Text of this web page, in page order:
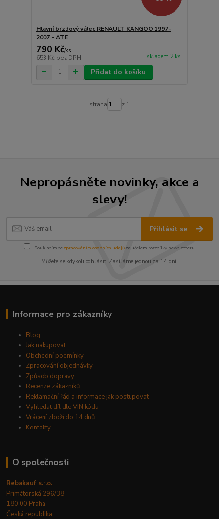
Hlavní brzdový válec RENAULT KANGOO 1997-
2007 - ATE
790 Kč/ks
653 Kč bez DPH skladem 2 ks
Přidat do košíku
strana z 1
Nepropásněte novinky, akce a
slevy!
Přihlásit se
Souhlasím se zpracováním osobních údajůza účelem rozesílky newsletteru.
Můžete se kdykoli odhlásit. Zasíláme jednou za 14 dní.
Informace pro zákazníky
Blog
Jak nakupovat
Obchodní podmínky
Zpracování objednávky
Způsob dopravy
Recenze zákazníků
Reklamační řád a informace jak postupovat
Vyhledat díl dle VIN kódu
Vrácení zboží do 14 dnů
Kontakty
O společnosti
Rebakauf s.r.o.
Primátorská 296/38
180 00 Praha
Česká republika